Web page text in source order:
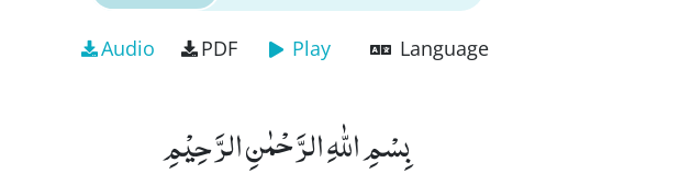
Audio PDF Play Language
بِسْمِ اللّٰهِ الرَّحْمٰنِ الرَّحِیْمِ